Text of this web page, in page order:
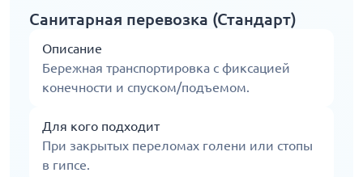
Санитарная перевозка (Стандарт)
Описание
Бережная транспортировка с фиксацией
конечности и спуском/подъемом.
Для кого подходит
При закрытых переломах голени или стопы
в гипсе.